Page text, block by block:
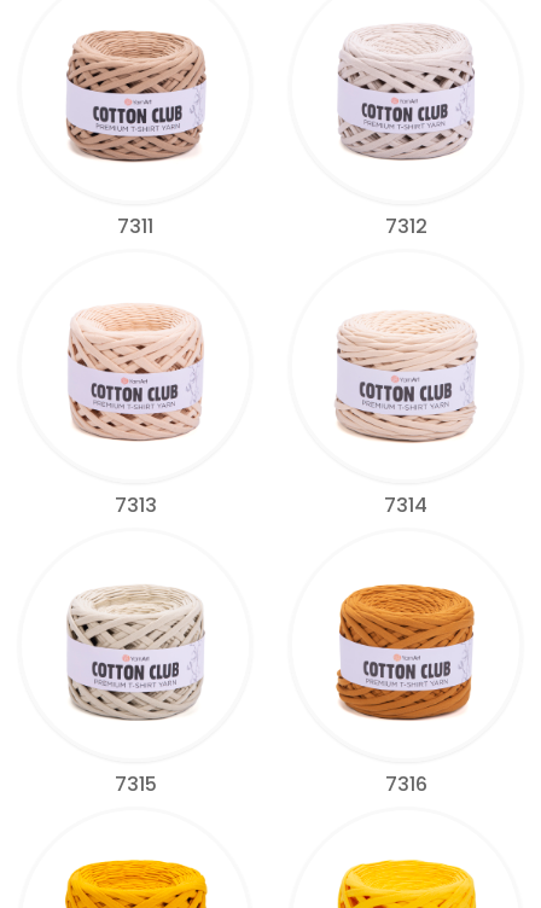
7311 7312
7313 7314
7315 7316